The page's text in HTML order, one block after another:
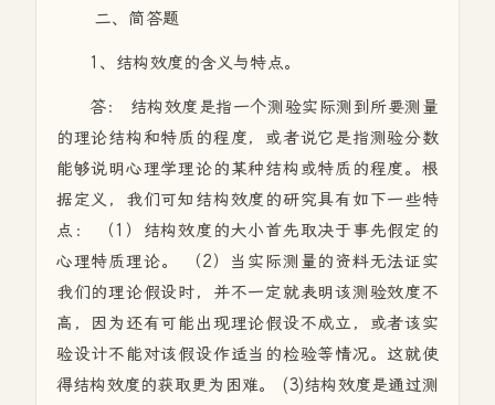
二、简答题
1、结构效度的含义与特点。
答： 结构效度是指一个测验实际测到所要测量
的理论结构和特质的程度，或者说它是指测验分数
能够说明心理学理论的某种结构或特质的程度。根
据定义，我们可知结构效度的研究具有如下一些特
点： （1）结构效度的大小首先取决于事先假定的
心理特质理论。 （2）当实际测量的资料无法证实
我们的理论假设时，并不一定就表明该测验效度不
高，因为还有可能出现理论假设不成立，或者该实
验设计不能对该假设作适当的检验等情况。这就使
得结构效度的获取更为困难。 (3)结构效度是通过测